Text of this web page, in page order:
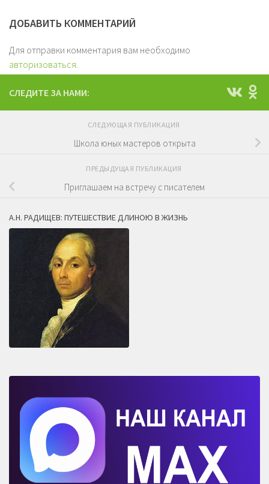
ДОБАВИТЬ КОММЕНТАРИЙ
Для отправки комментария вам необходимо
авторизоваться.
СЛЕДИТЕ ЗА НАМИ:
СЛЕДУЮЩАЯ ПУБЛИКАЦИЯ
Школа юных мастеров открыта
ПРЕДЫДУЩАЯ ПУБЛИКАЦИЯ
Приглашаем на встречу с писателем
А.Н. РАДИЩЕВ: ПУТЕШЕСТВИЕ ДЛИНОЮ В ЖИЗНЬ